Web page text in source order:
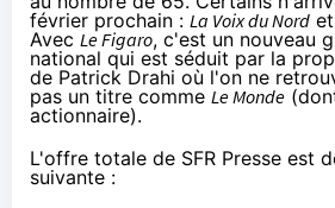
février prochain : La Voix du Nord et
Avec Le Figaro, c'est un nouveau
national qui est séduit par la
de Patrick Drahi où l'on ne
pas un titre comme Le Monde
actionnaire).
L'offre totale de SFR Presse est
suivante :